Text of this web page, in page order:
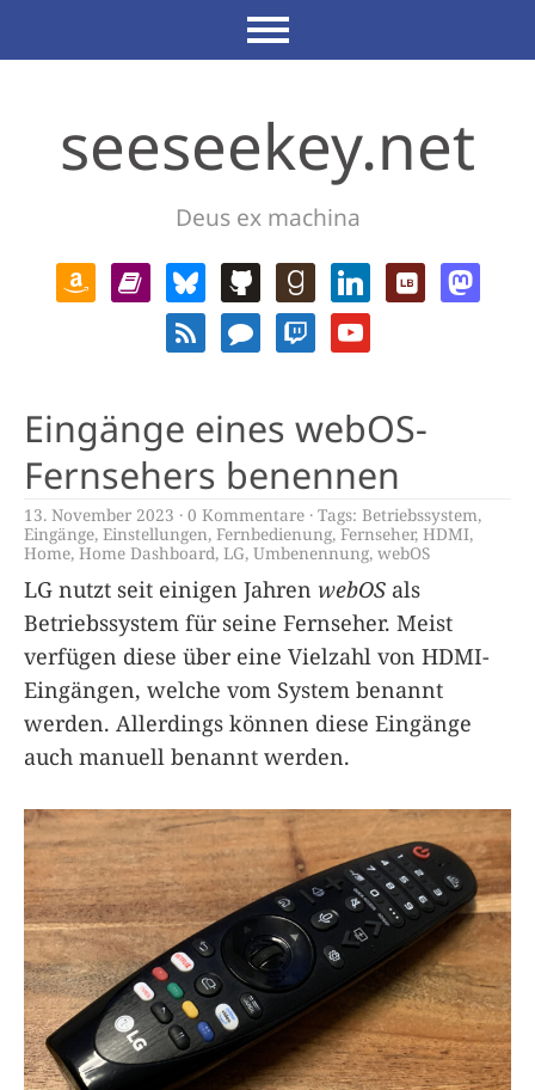
seeseekey.net
Deus ex machina
Eingänge eines webOS-
Fernsehers benennen
13. November 2023 0 Kommentare Tags: Betriebssystem,
Eingänge, Einstellungen, Fernbedienung, Fernseher, HDMI,
Home, Home Dashboard, LG, Umbenennung, webOS
LG nutzt seit einigen Jahren webOS als
Betriebssystem für seine Fernseher. Meist
verfügen diese über eine Vielzahl von HDMI-
Eingängen, welche vom System benannt
werden. Allerdings können diese Eingänge
auch manuell benannt werden.